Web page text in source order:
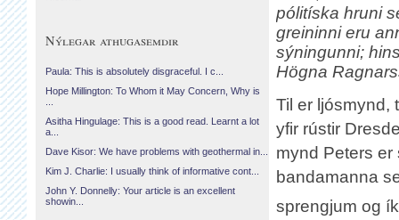
pólitíska hruni
greininni eru
sýningunni;
Högna
Til er ljósmynd,
yfir rústir
mynd Peters
bandamanna
sprengjum og
Nýlegar athugasemdir
Paula: This is absolutely disgraceful. I c...
Hope Millington: To Whom it May Concern, Why is
Asitha Hingulage: This is a good read. Learnt a lot
a...
Dave Kisor: We have problems with geothermal in...
Kim J. Charlie: I usually think of informative cont...
John Y. Donnelly: Your article is an excellent
showin...